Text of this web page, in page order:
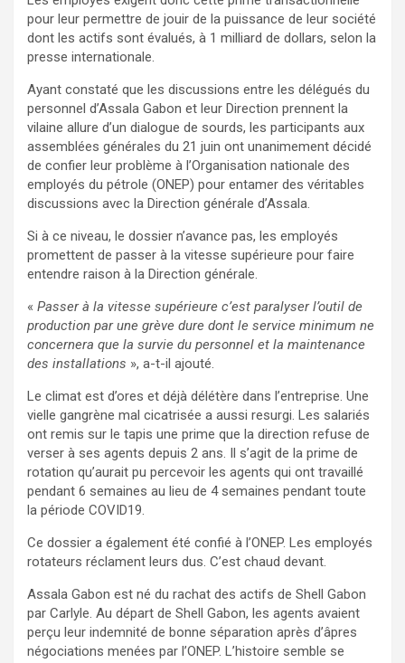
pour leur permettre de jouir de la puissance de leur société
dont les actifs sont évalués, à 1 milliard de dollars, selon la
presse internationale.
Ayant constaté que les discussions entre les délégués du
personnel d’Assala Gabon et leur Direction prennent la
vilaine allure d’un dialogue de sourds, les participants aux
assemblées générales du 21 juin ont unanimement décidé
de confier leur problème à l’Organisation nationale des
employés du pétrole (ONEP) pour entamer des véritables
discussions avec la Direction générale d’Assala.
Si à ce niveau, le dossier n’avance pas, les employés
promettent de passer à la vitesse supérieure pour faire
entendre raison à la Direction générale.
« Passer à la vitesse supérieure c’est paralyser l’outil de
production par une grève dure dont le service minimum ne
concernera que la survie du personnel et la maintenance
des installations », a-t-il ajouté.
Le climat est d’ores et déjà délétère dans l’entreprise. Une
vielle gangrène mal cicatrisée a aussi resurgi. Les salariés
ont remis sur le tapis une prime que la direction refuse de
verser à ses agents depuis 2 ans. Il s’agit de la prime de
rotation qu’aurait pu percevoir les agents qui ont travaillé
pendant 6 semaines au lieu de 4 semaines pendant toute
la période COVID19.
Ce dossier a également été confié à l’ONEP. Les employés
rotateurs réclament leurs dus. C’est chaud devant.
Assala Gabon est né du rachat des actifs de Shell Gabon
par Carlyle. Au départ de Shell Gabon, les agents avaient
perçu leur indemnité de bonne séparation après d’âpres
négociations menées par l’ONEP. L’histoire semble se